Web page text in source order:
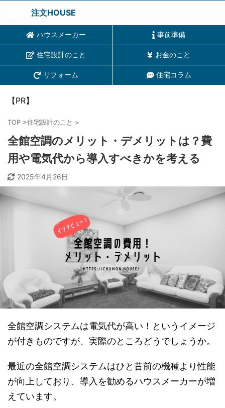
注文HOUSE
ハウスメーカー 事前準備
住宅設計のこと お金のこと
リフォーム 住宅コラム
【PR】
TOP >住宅設計のこと >
全館空調のメリット・デメリットは？費
用や電気代から導入すべきかを考える
2025年4月26日
全館空調システムは電気代が高い！というイメージ
が付きものですが、実際のところどうでしょうか。
最近の全館空調システムはひと昔前の機種より性能
が向上しており、導入を勧めるハウスメーカーが増
えています。